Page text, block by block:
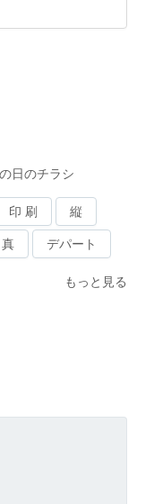
日のチラシ
印 刷 縦
デパート
もっと見る